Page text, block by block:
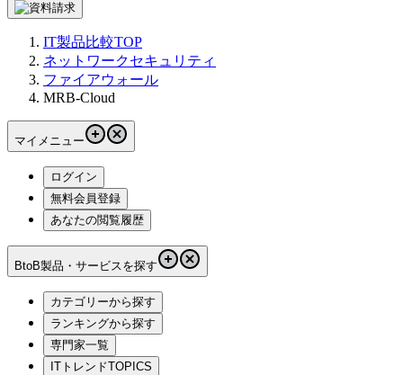
IT製品比較TOP
ネットワークセキュリティ
ファイアウォール
MRB-Cloud
マイメニュー
ログイン
無料会員登録
あなたの閲覧履歴
BtoB製品・サービスを探す
カテゴリーから探す
ランキングから探す
専門家一覧
ITトレンドTOPICS